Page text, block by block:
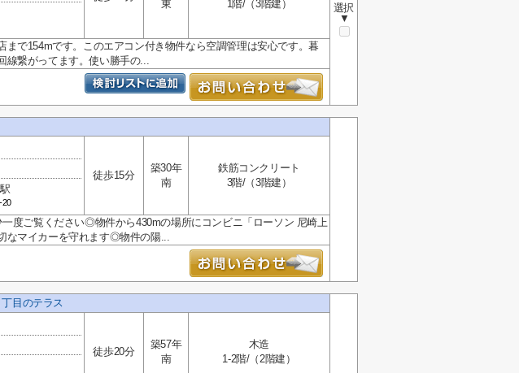
選択
▼
東
1階/（3階建）
で154mです。このエアコン付き物件なら空調管理は安心です。暮
線繋がってます。使い勝手の...
20
徒歩15分
築30年
南
鉄筋コンクリート
3階/（3階建）
度ご覧ください◎物件から430mの場所にコンビニ「ローソン 尼崎上
なマイカーを守れます◎物件の陽...
目のテラス
徒歩20分
築57年
南
木造
1-2階/（2階建）